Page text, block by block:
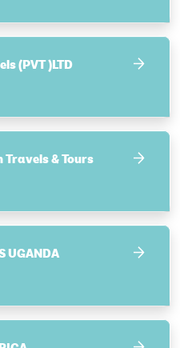
(PVT )LTD
& Tours
UGANDA